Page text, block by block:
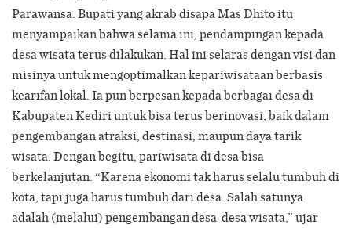
Parawansa. Bupati yang akrab disapa Mas Dhito itu
menyampaikan bahwa selama ini, pendampingan kepada
desa wisata terus dilakukan. Hal ini selaras dengan visi dan
misinya untuk mengoptimalkan kepariwisataan berbasis
kearifan lokal. Ia pun berpesan kepada berbagai desa di
Kabupaten Kediri untuk bisa terus berinovasi, baik dalam
pengembangan atraksi, destinasi, maupun daya tarik
wisata. Dengan begitu, pariwisata di desa bisa
berkelanjutan. “Karena ekonomi tak harus selalu tumbuh di
kota, tapi juga harus tumbuh dari desa. Salah satunya
adalah (melalui) pengembangan desa-desa wisata,” ujar